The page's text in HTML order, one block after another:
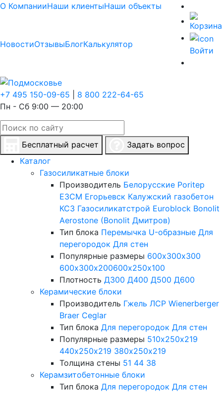
О КомпанииНаши клиентыНаши объекты
НовостиОтзывыБлогКалькулятор
Войти
+7 495 150-09-65
8 800 222-64-65
Пн - Сб 9:00 — 20:00
Бесплатный расчет
Задать вопрос
Каталог
Газосиликатные блоки
Производитель Белорусские Poritep
ЕЗСМ Егорьевск Калужский газобетон
КСЗ Газосиликатстрой Euroblock Bonolit
Aerostone (Bonolit Дмитров)
Тип блока Перемычка U-образные Для
перегородок Для стен
Популярные размеры 600х300х300
600х300х200600х250х100
Плотность Д300 Д400 Д500 Д600
Керамические блоки
Производитель Гжель ЛСР Wienerberger
Braer Ceglar
Тип блока Для перегородок Для стен
Популярные размеры 510х250х219
440х250х219 380х250х219
Толщина стены 51 44 38
Керамзитобетонные блоки
Тип блока Для перегородок Для стен